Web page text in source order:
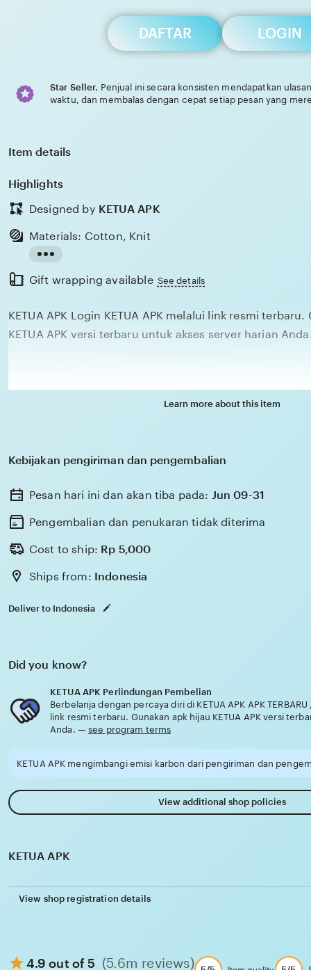
DAFTAR LOGIN
Star Seller. Penjual ini secara konsisten mendapatkan
waktu, dan membalas dengan cepat setiap pesan yang
Item details
Highlights
Designed by KETUA APK
the
description
Materials: Cotton, Knit
Gift wrapping available See details
KETUA APK Login KETUA APK melalui link resmi
KETUA APK versi terbaru untuk akses server harian
Learn more about this item
Kebijakan pengiriman dan pengembalian
Pesan hari ini dan akan tiba pada: Jun 09-31
Pengembalian dan penukaran tidak diterima
Cost to ship: Rp 5,000
Ships from: Indonesia
Deliver to Indonesia
Did you know?
KETUA APK Perlindungan Pembelian
Berbelanja dengan percaya diri di KETUA APK APK
link resmi terbaru. Gunakan apk hijau KETUA APK versi
Anda. —see program terms
KETUA APK mengimbangi emisi karbon dari pengiriman dan
View additional shop policies
KETUA APK
View shop registration details
4.9 out of 5 (5.6m reviews)